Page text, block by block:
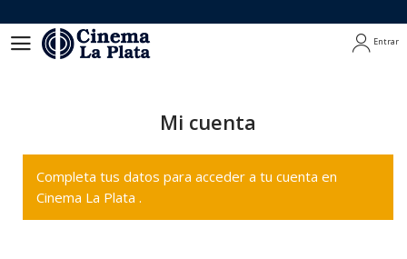
Entrar
Mi cuenta
Completa tus datos para acceder a tu cuenta en
Cinema La Plata .